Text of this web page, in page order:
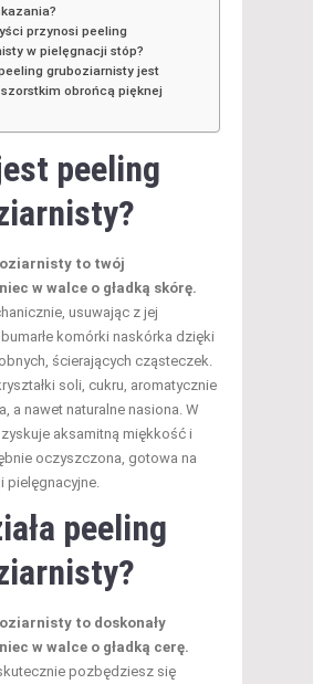
przynosi peeling
w pielęgnacji stóp?
gruboziarnisty jest
obrońcą pięknej
peeling
to twój
w walce o gładką skórę.
usuwając z jej
komórki naskórka dzięki
ścierających cząsteczek.
soli, cukru, aromatycznie
a nawet naturalne nasiona. W
aksamitną miękkość i
oczyszczona, gotowa na
pielęgnacyjne.
peeling
to doskonały
w walce o gładką cerę.
pozbędziesz się